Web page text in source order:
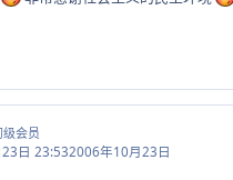
级会员
日 23:532006年10月23日